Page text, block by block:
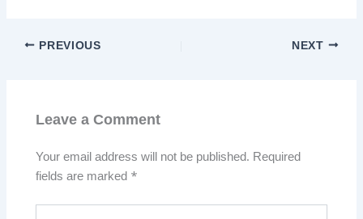
PREVIOUS NEXT
Leave a Comment
Your email address will not be published. Required
fields are marked *